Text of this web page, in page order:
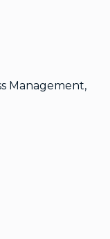
Management,